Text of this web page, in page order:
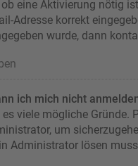
eine Aktivierung nötig
Adresse korrekt
wurde, dann
ich mich nicht
viele mögliche Gründe.
um
Administrator lösen